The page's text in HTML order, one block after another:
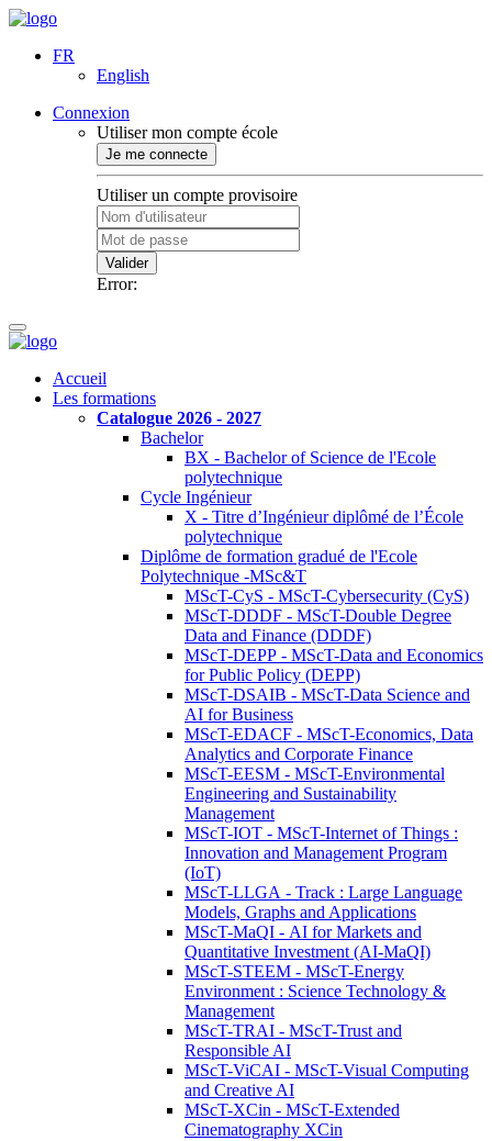
FR
English
Connexion
Utiliser mon compte école
Je me connecte
Utiliser un compte provisoire
Valider
Error:
Accueil
Les formations
Catalogue 2026 - 2027
Bachelor
BX - Bachelor of Science de l'Ecole
polytechnique
Cycle Ingénieur
X - Titre d’Ingénieur diplômé de l’École
polytechnique
Diplôme de formation gradué de l'Ecole
Polytechnique -MSc&T
MScT-CyS - MScT-Cybersecurity (CyS)
MScT-DDDF - MScT-Double Degree
Data and Finance (DDDF)
MScT-DEPP - MScT-Data and Economics
for Public Policy (DEPP)
MScT-DSAIB - MScT-Data Science and
AI for Business
MScT-EDACF - MScT-Economics, Data
Analytics and Corporate Finance
MScT-EESM - MScT-Environmental
Engineering and Sustainability
Management
MScT-IOT - MScT-Internet of Things :
Innovation and Management Program
(IoT)
MScT-LLGA - Track : Large Language
Models, Graphs and Applications
MScT-MaQI - AI for Markets and
Quantitative Investment (AI-MaQI)
MScT-STEEM - MScT-Energy
Environment : Science Technology &
Management
MScT-TRAI - MScT-Trust and
Responsible AI
MScT-ViCAI - MScT-Visual Computing
and Creative AI
MScT-XCin - MScT-Extended
Cinematography XCin